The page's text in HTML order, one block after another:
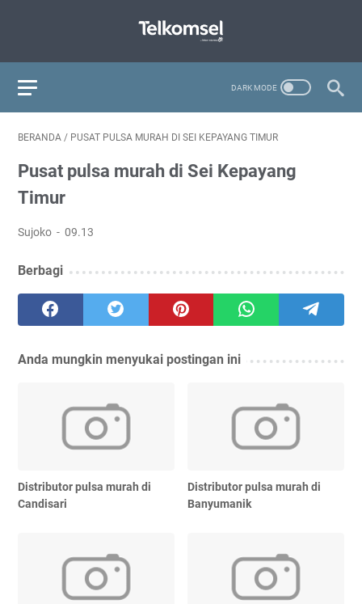
BERANDA / PUSAT PULSA MURAH DI SEI KEPAYANG TIMUR
Pusat pulsa murah di Sei Kepayang
Timur
Sujoko 09.13
Berbagi
Anda mungkin menyukai postingan ini
Distributor pulsa murah di
Candisari
Distributor pulsa murah di
Banyumanik